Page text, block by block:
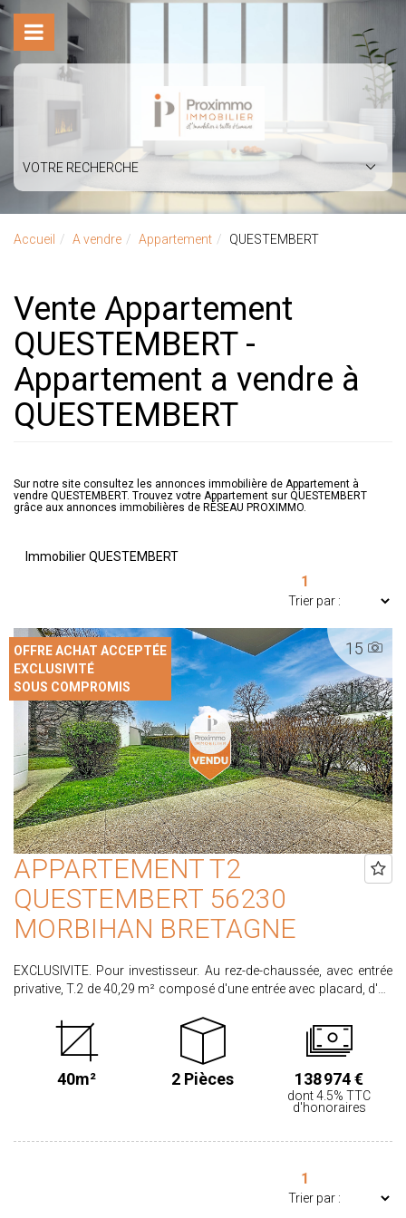
VOTRE RECHERCHE
Accueil A vendre Appartement QUESTEMBERT
Vente Appartement
QUESTEMBERT -
Appartement a vendre à
QUESTEMBERT
Sur notre site consultez les annonces immobilière de Appartement à
vendre QUESTEMBERT. Trouvez votre Appartement sur QUESTEMBERT
grâce aux annonces immobilières de RÉSEAU PROXIMMO.
Immobilier QUESTEMBERT
1
15
OFFRE ACHAT ACCEPTÉE
EXCLUSIVITÉ
SOUS COMPROMIS
APPARTEMENT T2
QUESTEMBERT 56230
MORBIHAN BRETAGNE
EXCLUSIVITE. Pour investisseur. Au rez-de-chaussée, avec entrée
privative, T.2 de 40,29 m² composé d'une entrée avec placard, d'un
salle d'eau avec coin buanderie. Attenant un cellier et en face un
garage privatif. Actuellement loué 450 € + 20 € de charges. Dans
une copropriété de 180 lots dont 52 d'habitations. Charges de 580
€ par an dont 221 € récupérables au locataire. Pas de procédure en
cours et ravalement très récent. PRIX HAI : 138.974 €. Honoraires
partagés entre vendeur et acquéreur. Honoraires acquéreur 4,5%
40m² 2 Pièces 138 974 €
dont 4.5% TTC
d'honoraires
1